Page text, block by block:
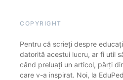
COPYRIGHT
Pentru că scrieți despre
datorită acestui lucru, ar fi util
când preluați un articol, părți
care v-a inspirat. Noi, la